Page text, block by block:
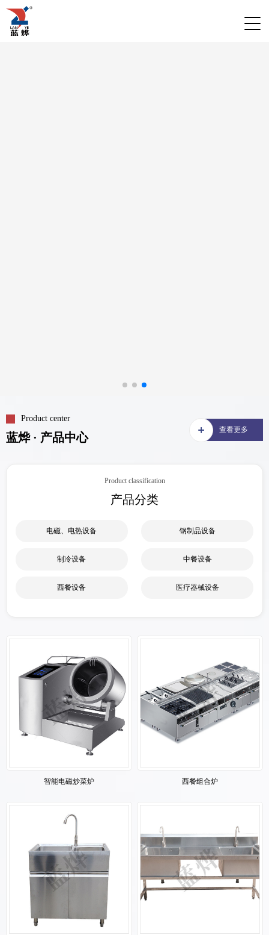
Product center
蓝烨 · 产品中心
查看更多
Product classification
产品分类
电磁、电热设备 钢制品设备
制冷设备 中餐设备
西餐设备 医疗器械设备
智能电磁炒菜炉 西餐组合炉